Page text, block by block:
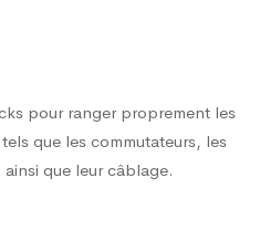
pour ranger proprement les
que les commutateurs, les
que leur câblage.